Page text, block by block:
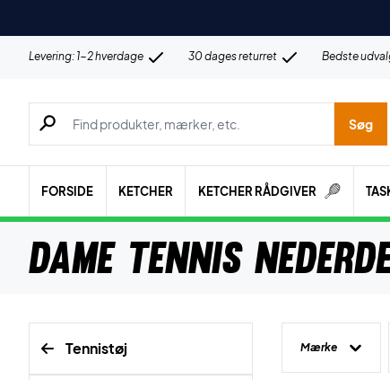
Levering: 1-2 hverdage 30 dages returret Bedste
Søg efter produkter, mærker etc.
Søg
FORSIDE KETCHER KETCHER RÅDGIVER
Dame Tennis
Tennistøj Mærke